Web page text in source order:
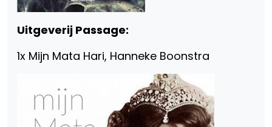
Uitgeverij Passage:
1x Mijn Mata Hari, Hanneke Boonstra